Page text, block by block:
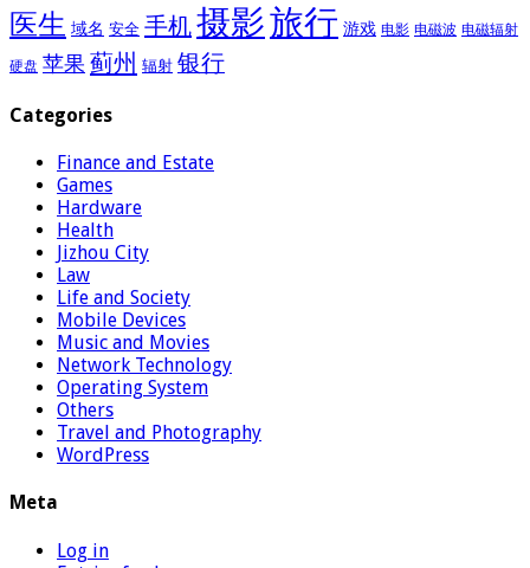
医生 域名 安全 手机摄影旅行 游戏 电影 电磁波 电磁辐射
硬盘 苹果 蓟州 辐射 银行
Categories
Finance and Estate
Games
Hardware
Health
Jizhou City
Law
Life and Society
Mobile Devices
Music and Movies
Network Technology
Operating System
Others
Travel and Photography
WordPress
Meta
Log in